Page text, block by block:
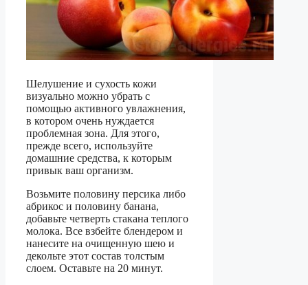
Шелушение и сухость кожи
визуально можно убрать с
помощью активного увлажнения,
в котором очень нуждается
проблемная зона. Для этого,
прежде всего, используйте
домашние средства, к которым
привык ваш организм.
Возьмите половину персика либо
абрикос и половину банана,
добавьте четверть стакана теплого
молока. Все взбейте блендером и
нанесите на очищенную шею и
декольте этот состав толстым
слоем. Оставьте на 20 минут.